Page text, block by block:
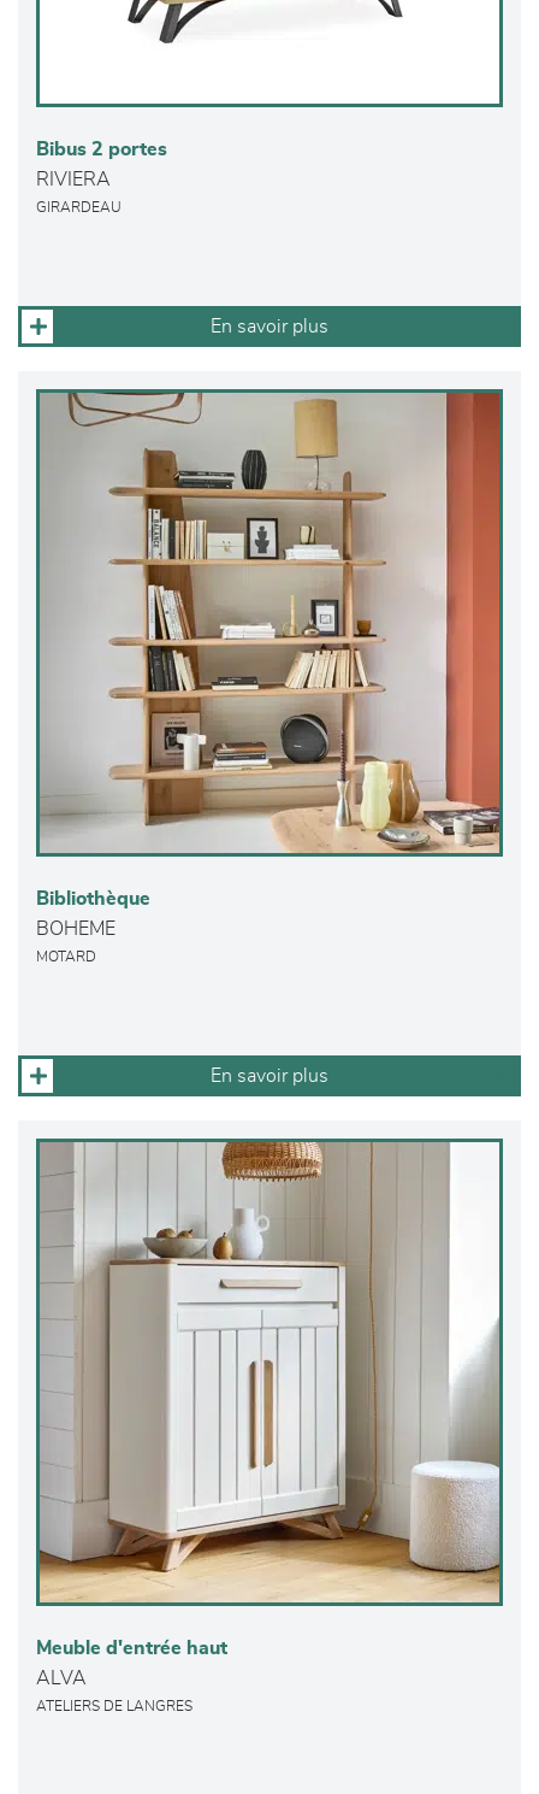
Bibus 2 portes
RIVIERA
GIRARDEAU
En savoir plus
Bibliothèque
BOHEME
MOTARD
En savoir plus
Meuble d'entrée haut
ALVA
ATELIERS DE LANGRES